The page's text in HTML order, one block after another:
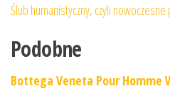
Ślub humanistyczny, czyli
Podobne
Bottega Veneta Pour Homme